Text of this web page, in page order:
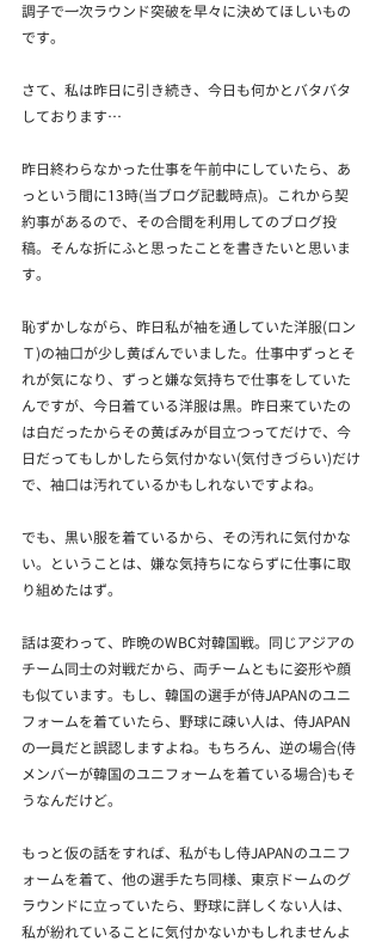
調子で一次ラウンド突破を早々に決めてほしいもの
です。
さて、私は昨日に引き続き、今日も何かとバタバタ
しております…
昨日終わらなかった仕事を午前中にしていたら、あ
っという間に13時(当ブログ記載時点)。これから契
約事があるので、その合間を利用してのブログ投
稿。そんな折にふと思ったことを書きたいと思いま
す。
恥ずかしながら、昨日私が袖を通していた洋服(ロン
Ｔ)の袖口が少し黄ばんでいました。仕事中ずっとそ
れが気になり、ずっと嫌な気持ちで仕事をしていた
んですが、今日着ている洋服は黒。昨日来ていたの
は白だったからその黄ばみが目立つってだけで、今
日だってもしかしたら気付かない(気付きづらい)だけ
で、袖口は汚れているかもしれないですよね。
でも、黒い服を着ているから、その汚れに気付かな
い。ということは、嫌な気持ちにならずに仕事に取
り組めたはず。
話は変わって、昨晩のWBC対韓国戦。同じアジアの
チーム同士の対戦だから、両チームともに姿形や顔
も似ています。もし、韓国の選手が侍JAPANのユニ
フォームを着ていたら、野球に疎い人は、侍JAPAN
の一員だと誤認しますよね。もちろん、逆の場合(侍
メンバーが韓国のユニフォームを着ている場合)もそ
うなんだけど。
もっと仮の話をすれば、私がもし侍JAPANのユニフ
ォームを着て、他の選手たち同様、東京ドームのグ
ラウンドに立っていたら、野球に詳しくない人は、
私が紛れていることに気付かないかもしれませんよ